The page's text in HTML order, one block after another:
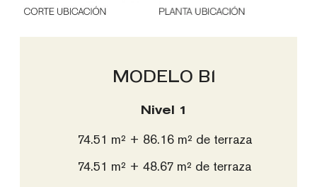
MODELO B1
Nivel 1
74.51 m² + 86.16 m² de terraza
74.51 m² + 48.67 m² de terraza
MODELO B3
Área total
81.98 m² + 3.35 m² de terraza
Niveles 10-12
MODELO B4
Área total
87.35 m² + 3.35 m² de terraza
Niveles 10-19